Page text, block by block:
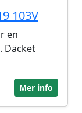
103V
en
Däcket
Mer info